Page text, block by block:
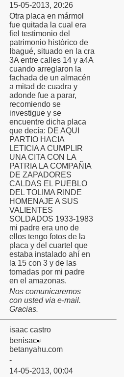
15-05-2013, 20:26
Otra placa en mármol
fue quitada la cual era
fiel testimonio del
patrimonio histórico de
Ibagué, situado en la cra
3A entre calles 14 y a4A
cuando arreglaron la
fachada de un almacén
a mitad de cuadra y
adonde fue a parar,
recomiendo se
investigue y se
encuentre dicha placa
que decía: DE AQUI
PARTIO HACIA
LETICIA A CUMPLIR
UNA CITA CON LA
PATRIA LA COMPAÑIA
DE ZAPADORES
CALDAS EL PUEBLO
DEL TOLIMA RINDE
HOMENAJE A SUS
VALIENTES
SOLDADOS 1933-1983
mi padre era uno de
ellos tengo fotos de la
placa y del cuartel que
estaba instalado ahí en
la 15 con 3 y de las
tomadas por mi padre
en el amazonas.
Nos comunicaremos
con usted via e-mail.
Gracias.
isaac castro
benisac
betanyahu.com
-
14-05-2013, 00:04